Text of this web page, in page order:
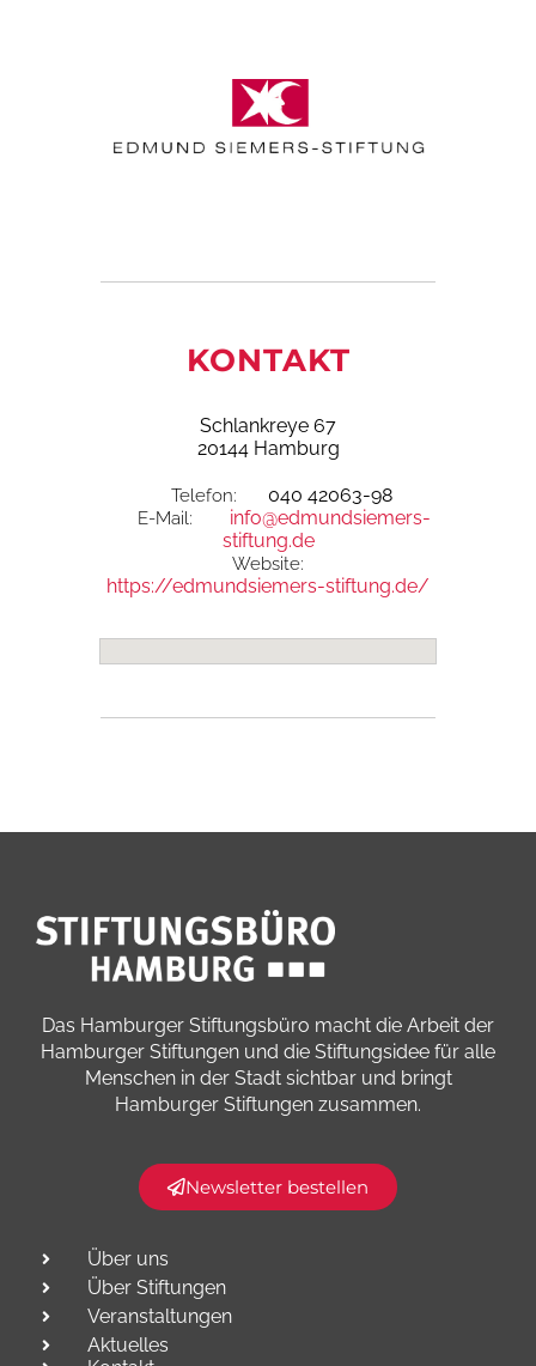
KONTAKT
Schlankreye 67
20144 Hamburg
Telefon: 040 42063-98
E-Mail:
info@edmundsiemers-
stiftung.de
Website:
https://edmundsiemers-stiftung.de/
Das Hamburger Stiftungsbüro macht die Arbeit der
Hamburger Stiftungen und die Stiftungsidee für alle
Menschen in der Stadt sichtbar und bringt
Hamburger Stiftungen zusammen.​
Newsletter bestellen
Über uns
Über Stiftungen
Veranstaltungen
Aktuelles